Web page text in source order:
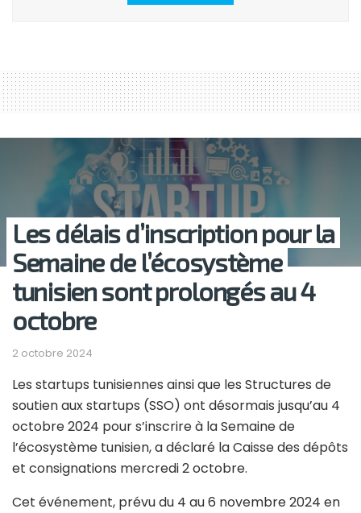
Les délais d’inscription pour la
Semaine de l’écosystème
tunisien sont prolongés au 4
octobre
2 octobre 2024
Les startups tunisiennes ainsi que les Structures de
soutien aux startups (SSO) ont désormais jusqu’au 4
octobre 2024 pour s’inscrire à la Semaine de
l’écosystème tunisien, a déclaré la Caisse des dépôts
et consignations mercredi 2 octobre.
Cet événement, prévu du 4 au 6 novembre 2024 en